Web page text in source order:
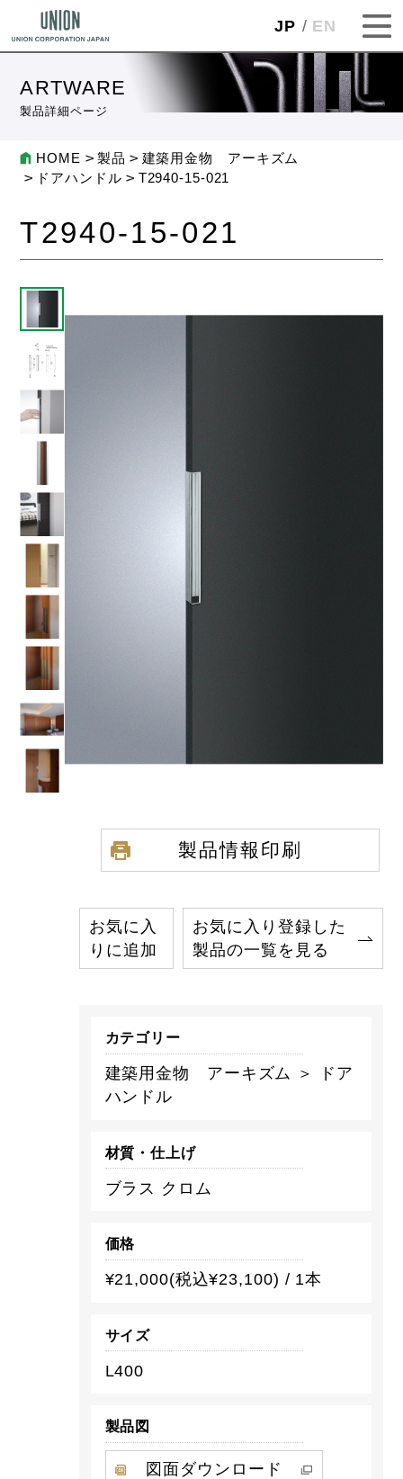
JP EN
ARTWARE
製品詳細ページ
HOME 製品
建築用金物 アーキズム
ドアハンドル
T2940-15-021
T2940-15-021
製品情報印刷
お気に入
りに追加
お気に入り登録した
製品の一覧を見る
カテゴリー
建築用金物 アーキズム ＞ ドア
ハンドル
材質・仕上げ
ブラス クロム
価格
¥21,000(税込¥23,100) / 1本
サイズ
L400
製品図
図面ダウンロード